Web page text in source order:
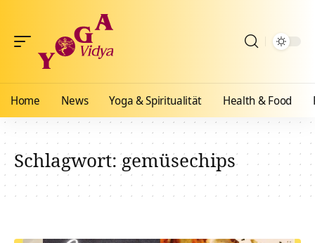
Home News Yoga & Spiritualität Health & Food
Schlagwort:gemüsechips